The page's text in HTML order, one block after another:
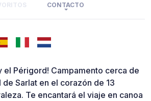
CONTACTO
el Périgord! Campamento cerca de
Sarlat en el corazón de 13
Te encantará el viaje en canoa